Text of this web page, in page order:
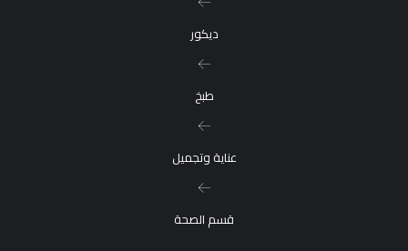
ديكور
طبخ
عناية وتجميل
قسم الصحة